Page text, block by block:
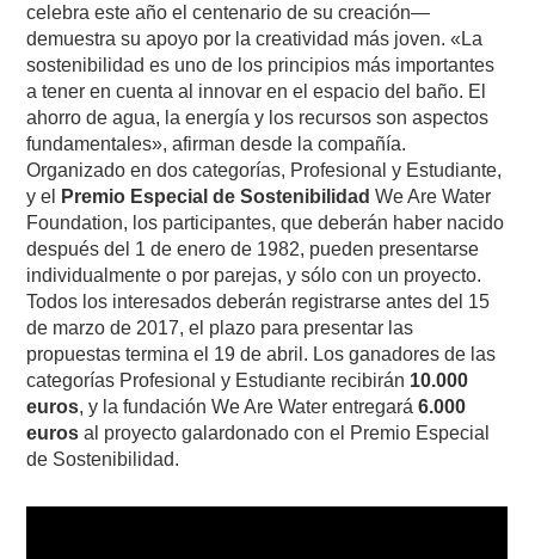
celebra este año el centenario de su creación—
demuestra su apoyo por la creatividad más joven. «La
sostenibilidad es uno de los principios más importantes
a tener en cuenta al innovar en el espacio del baño. El
ahorro de agua, la energía y los recursos son aspectos
fundamentales», afirman desde la compañía.
Organizado en dos categorías, Profesional y Estudiante,
y el
Premio Especial de SostenibilidadWe Are Water
Foundation, los participantes, que deberán haber nacido
después del 1 de enero de 1982, pueden presentarse
individualmente o por parejas, y sólo con un proyecto.
Todos los interesados deberán registrarse antes del 15
de marzo de 2017, el plazo para presentar las
propuestas termina el 19 de abril. Los ganadores de las
categorías Profesional y Estudiante recibirán 10.000
euros, y la fundación We Are Water entregará6.000
euros al proyecto galardonado con el Premio Especial
de Sostenibilidad.